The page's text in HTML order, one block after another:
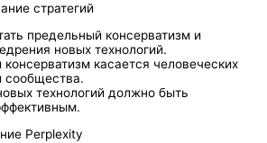
стратегий
предельный консерватизм и
новых технологий.
касается человеческих
сообщества.
технологий должно быть
Perplexity